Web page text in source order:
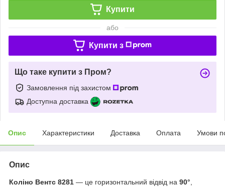
Купити
або
Купити з
Що таке купити з Пром?
Замовлення під захистом
Доступна доставка
Опис Характеристики Доставка Оплата Умови
Опис
Коліно Вентс 8281 — це горизонтальний відвід на 90°